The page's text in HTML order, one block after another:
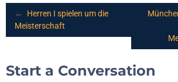
Post
←
Herren I spielen um die
Meisterschaft
Start a Conversation